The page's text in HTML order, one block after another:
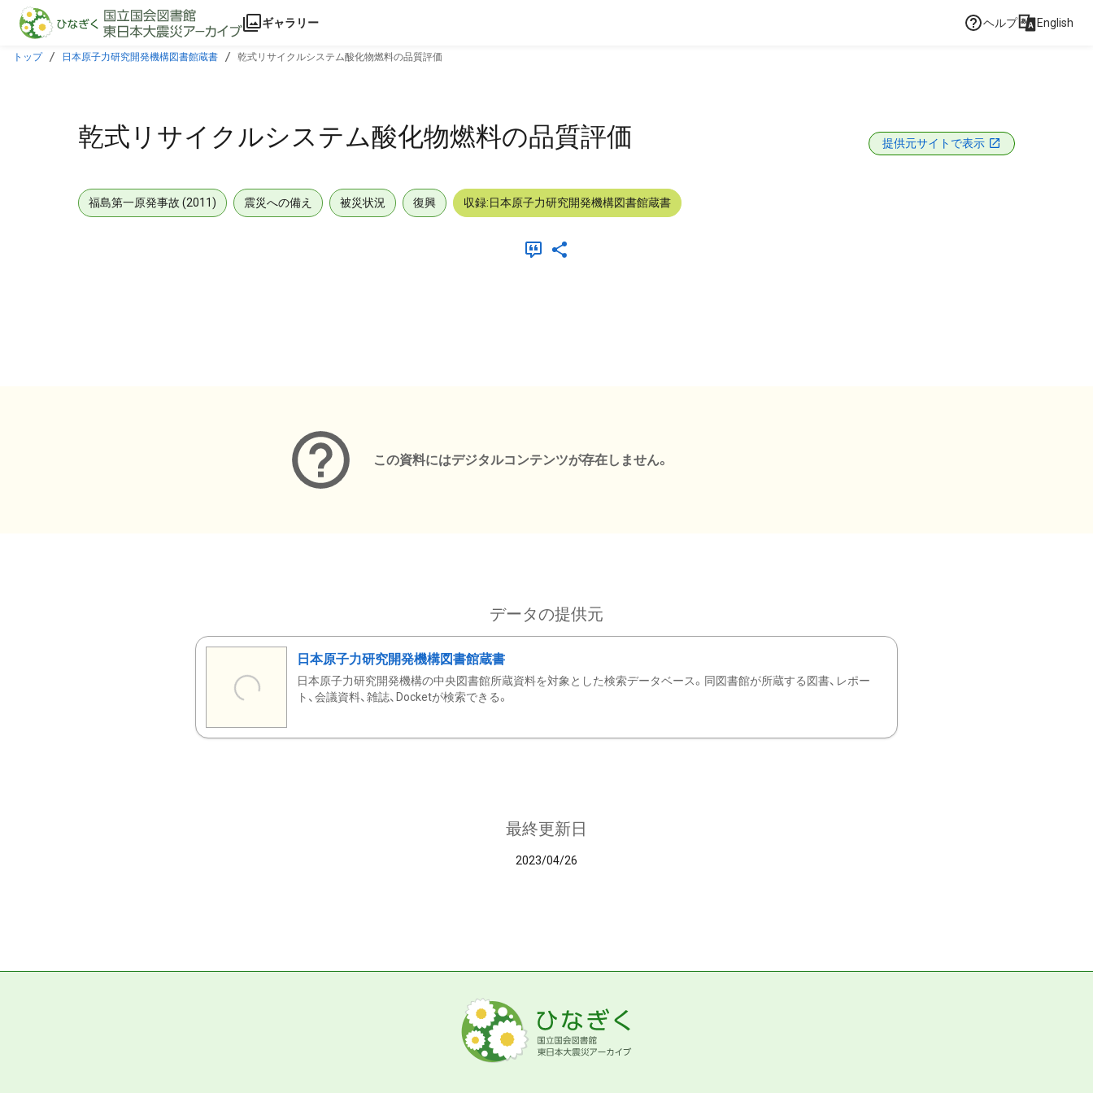
本文に飛ぶ
ギャラリー ヘルプ English
トップ 日本原子力研究開発機構図書館蔵書 乾式リサイクルシステム酸化物燃料の品質評価
乾式リサイクルシステム酸化物燃料の品質評価 提供元サイトで表示
福島第一原発事故 (2011) 震災への備え 被災状況 復興 収録:日本原子力研究開発機構図書館蔵書
この資料にはデジタルコンテンツが存在しません。
データの提供元
日本原子力研究開発機構図書館蔵書
日本原子力研究開発機構の中央図書館所蔵資料を対象とした検索データベース。同図書館が所蔵する図書、レポー
ト、会議資料、雑誌、Docketが検索できる。
最終更新日
2023/04/26